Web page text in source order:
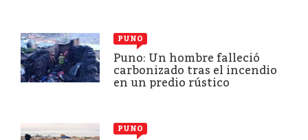
PUNO
Puno: Un hombre falleció
carbonizado tras el incendio
en un predio rústico
PUNO